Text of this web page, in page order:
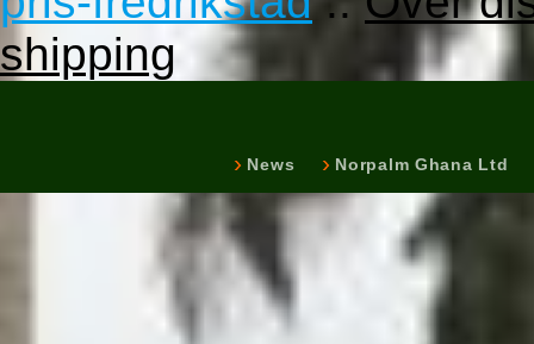
shipping
News Norpalm Ghana Ltd